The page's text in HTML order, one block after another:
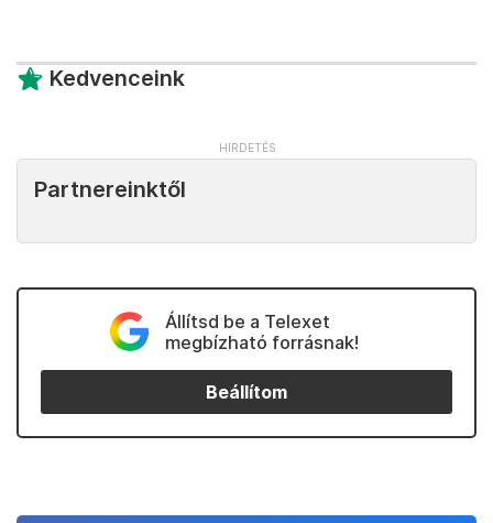
Kedvenceink
Partnereinktől
Állítsd be a Telexet
megbízható forrásnak!
Beállítom